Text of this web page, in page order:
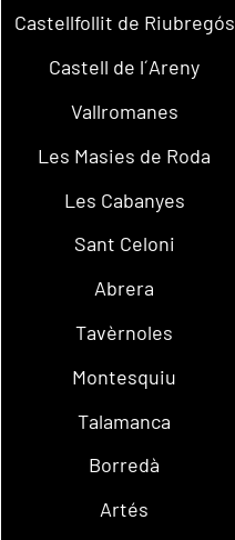
Castellfollit de Riubregós
Castell de l´Areny
Vallromanes
Les Masies de Roda
Les Cabanyes
Sant Celoni
Abrera
Tavèrnoles
Montesquiu
Talamanca
Borredà
Artés